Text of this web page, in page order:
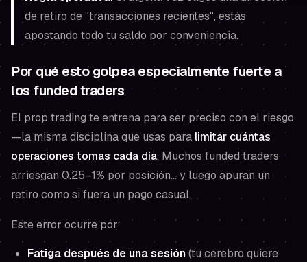
de retiro de "transacciones recientes", estás
apostando todo tu saldo por conveniencia.
Por qué esto golpea especialmente fuerte a
los funded traders
El prop trading te entrena para ser preciso con el riesgo
—la misma disciplina que usas para limitar cuántas
operaciones tomas cada día. Muchos funded traders
arriesgan 0.25–1% por posición… y luego apuran un
retiro como si fuera un pago casual.
Este error ocurre por:
Fatiga después de una sesión(tu cerebro quiere